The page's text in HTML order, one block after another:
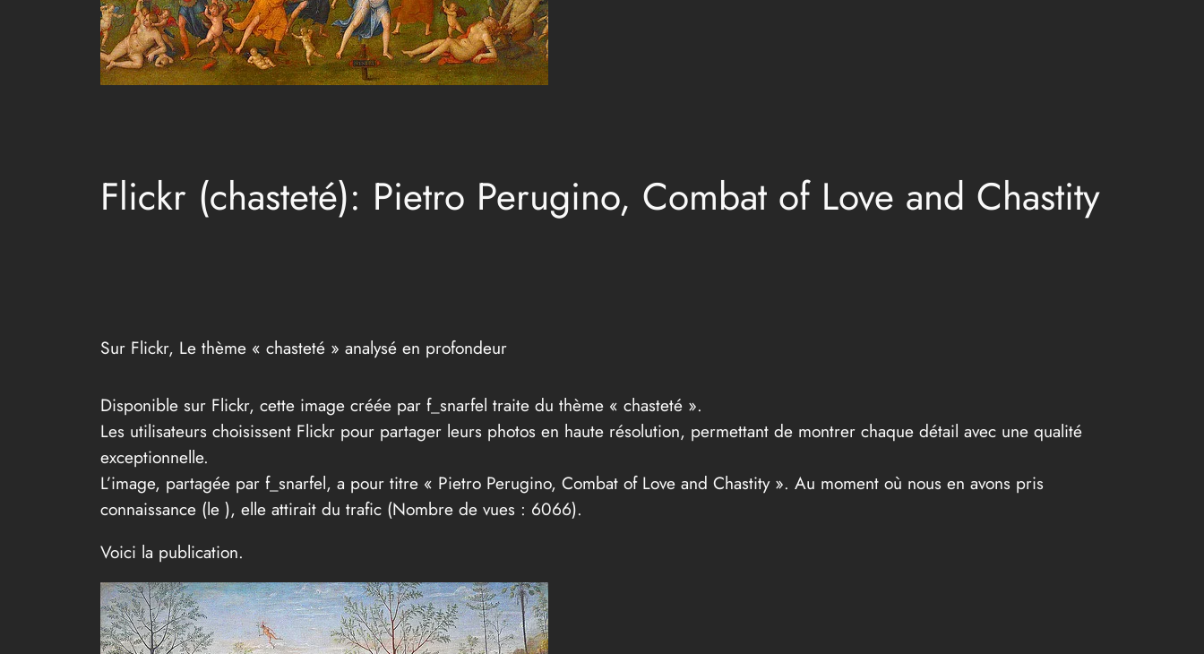
Flickr (chasteté): Pietro Perugino, Combat of Love and Chastity
Sur Flickr, Le thème « chasteté » analysé en profondeur
Disponible sur Flickr, cette image créée par f_snarfel traite du thème « chasteté ».
Les utilisateurs choisissent Flickr pour partager leurs photos en haute résolution, permettant de montrer chaque détail avec une qualité
exceptionnelle.
L’image, partagée par f_snarfel, a pour titre « Pietro Perugino, Combat of Love and Chastity ». Au moment où nous en avons pris
connaissance (le ), elle attirait du trafic (Nombre de vues : 6066).
Voici la publication.